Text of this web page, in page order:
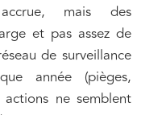
mais des
et pas assez de
de surveillance
année (pièges,
ne semblent